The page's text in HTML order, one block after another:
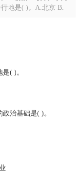
地是( )。A.北京 B.
( )。
治基础是( )。